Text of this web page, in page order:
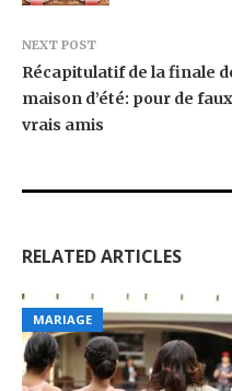
NEXT POST
Récapitulatif de la finale
maison d’été: pour de
vrais amis
RELATED ARTICLES
MARIAGE